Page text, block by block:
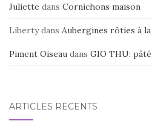
Juliette dans Cornichons maison
Libertydans Aubergines rôties à
Piment Oiseau dans GIO THU:
ARTICLES RÉCENTS